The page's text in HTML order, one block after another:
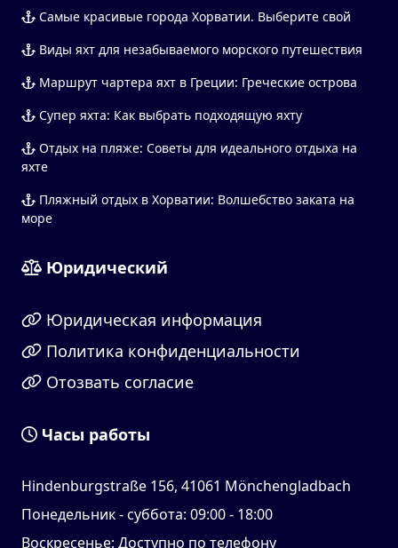
Самые красивые города Хорватии. Выберите свой
Виды яхт для незабываемого морского путешествия
Маршрут чартера яхт в Греции: Греческие острова
Супер яхта: Как выбрать подходящую яхту
Отдых на пляже: Советы для идеального отдыха на
яхте
Пляжный отдых в Хорватии: Волшебство заката на
море
Юридический
Юридическая информация
Политика конфиденциальности
Отозвать согласие
Часы работы
Hindenburgstraße 156, 41061 Mönchengladbach
Понедельник - суббота: 09:00 - 18:00
Воскресенье: Доступно по телефону